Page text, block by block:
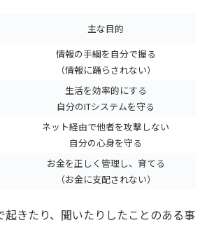
主な目的
情報の手綱を自分で握る
（情報に踊らされない）
生活を効率的にする
自分のITシステムを守る
ネット経由で他者を攻撃しない
自分の心身を守る
お金を正しく管理し、育てる
（お金に支配されない）
起きたり、聞いたりしたことのある事